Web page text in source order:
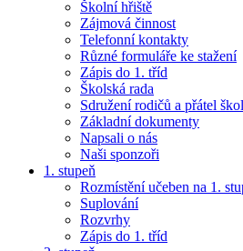
Školní hřiště
Zájmová činnost
Telefonní kontakty
Různé formuláře ke stažení
Zápis do 1. tříd
Školská rada
Sdružení rodičů a přátel
Základní dokumenty
Napsali o nás
Naši sponzoři
1. stupeň
Rozmístění učeben na 1.
Suplování
Rozvrhy
Zápis do 1. tříd